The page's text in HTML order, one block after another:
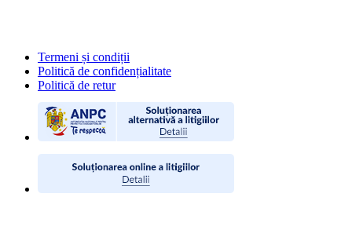
Termeni și condiții
Politică de confidențialitate
Politică de retur